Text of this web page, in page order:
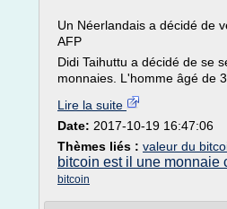
Un Néerlandais a décidé de
AFP
Didi Taihuttu a décidé de se
monnaies. L'homme âgé de
Lire la suite
Date: 2017-10-19 16:47:06
Thèmes liés : valeur du
bitcoin est il une monnaie
bitcoin